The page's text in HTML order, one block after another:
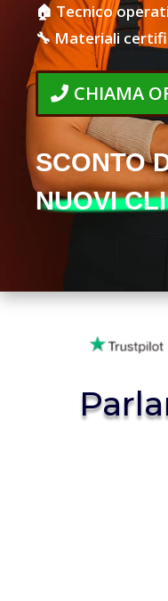
🏠 Tecnico
🔧 Materiali
CHIAMA
SCONTO
NUOVI